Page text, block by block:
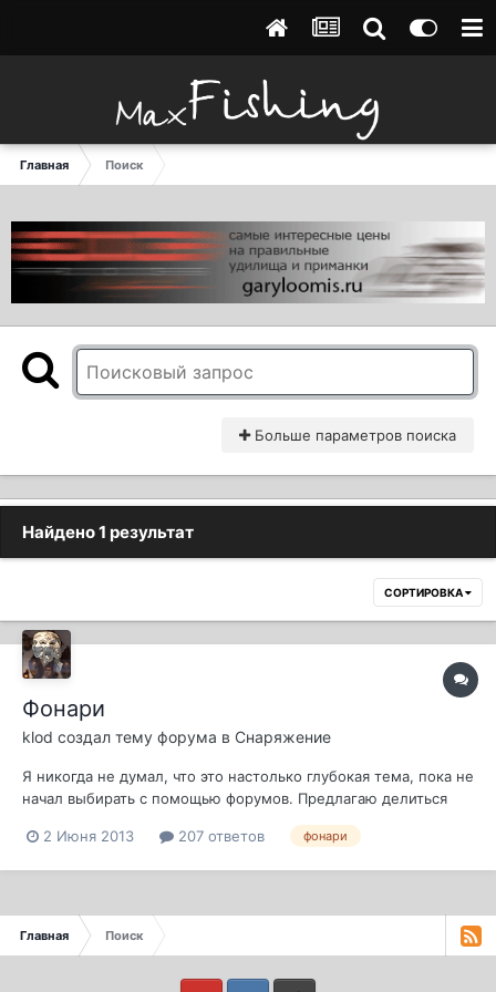
Главная Поиск
Больше параметров поиска
Найдено 1 результат
СОРТИРОВКА
Фонари
klod создал тему форума в Снаряжение
Я никогда не думал, что это настолько глубокая тема, пока не
начал выбирать с помощью форумов. Предлагаю делиться
впечатлениями о своих фонарях, советовать или отвергать
некоторые решения. Хотелось бы услышать советы от тех
2 Июня 2013 207 ответов фонари
Главная Поиск